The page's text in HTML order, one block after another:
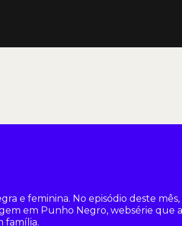
e feminina. No episódio deste
em Punho Negro, websérie que
família.